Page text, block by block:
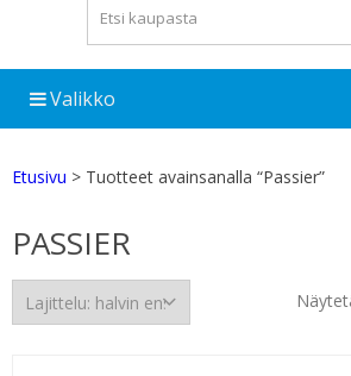
Valikko
Etusivu > Tuotteet avainsanalla “Passier”
PASSIER